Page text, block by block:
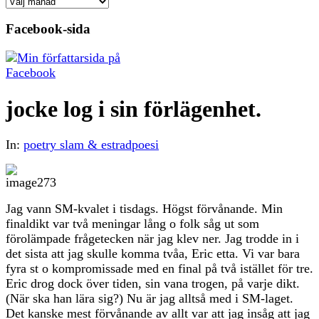
Facebook-sida
jocke log i sin förlägenhet.
In: poetry slam & estradpoesi
Jag vann SM-kvalet i tisdags. Högst förvånande. Min
finaldikt var två meningar lång o folk såg ut som
förolämpade frågetecken när jag klev ner. Jag trodde in i
det sista att jag skulle komma tvåa, Eric etta. Vi var bara
fyra st o kompromissade med en final på två istället för tre.
Eric drog dock över tiden, sin vana trogen, på varje dikt.
(När ska han lära sig?) Nu är jag alltså med i SM-laget.
Det kanske mest förvånande av allt var att jag insåg att jag